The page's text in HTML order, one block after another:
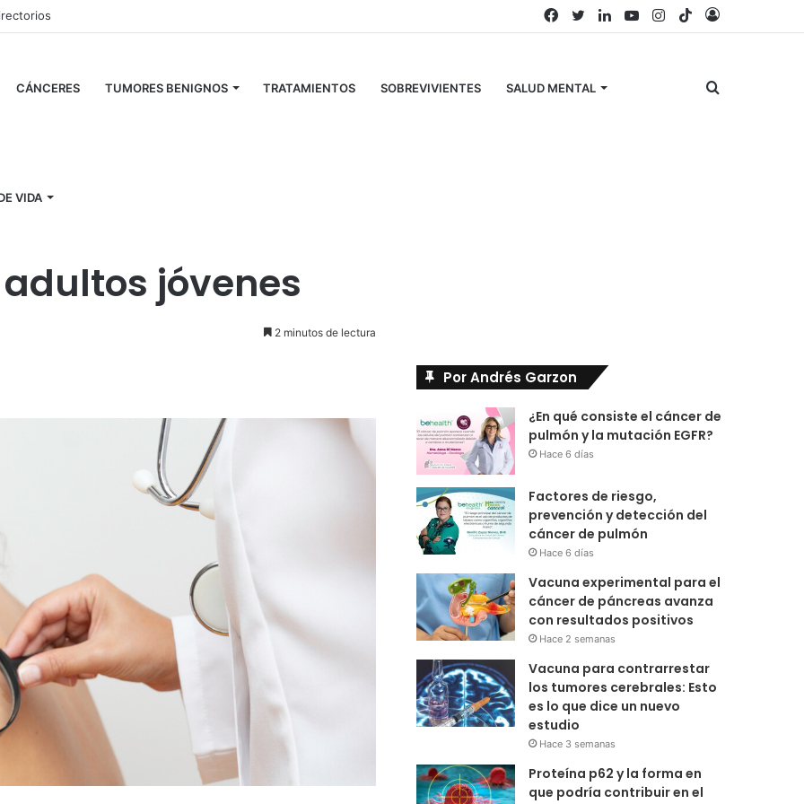
TikTok
Instagram
YouTube
LinkedIn
Twitter
Facebook
CÁNCERES TUMORES BENIGNOS TRATAMIENTOS SOBREVIVIENTES SALUD MENTAL
VIDA
Buscar
piel en adultos jóvenes
jóvenes
2 minutos de lectura
Por Andrés Garzon
¿En qué consiste el cáncer de
pulmón y la mutación EGFR?
Hace 6 días
Factores de riesgo,
prevención y detección del
cáncer de pulmón
Hace 6 días
Vacuna experimental para el
cáncer de páncreas avanza
con resultados positivos
Hace 2 semanas
Vacuna para contrarrestar
los tumores cerebrales: Esto
es lo que dice un nuevo
estudio
Hace 3 semanas
Proteína p62 y la forma en
que podría contribuir en el